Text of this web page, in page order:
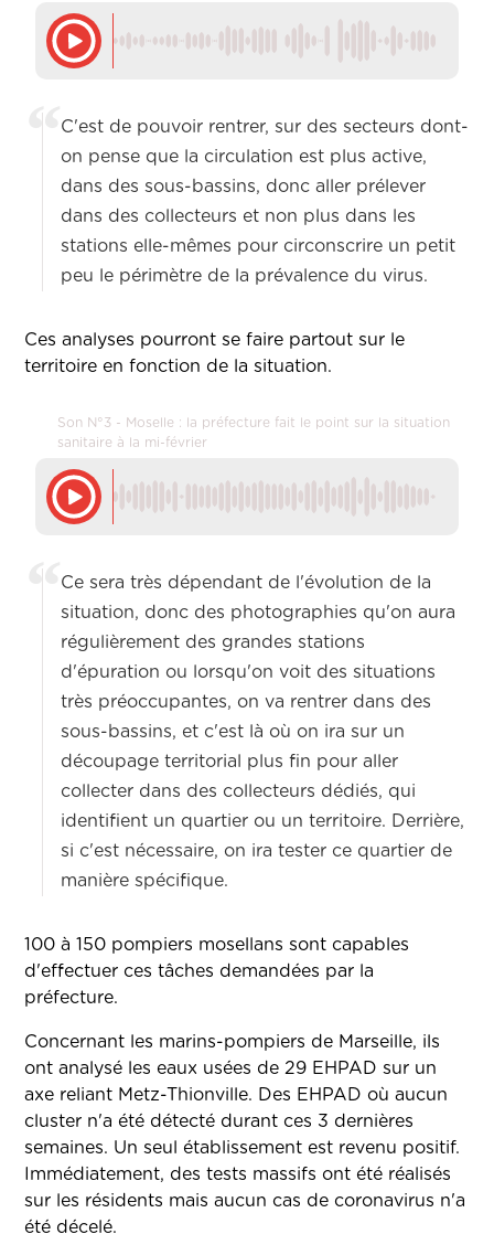
C'est de pouvoir rentrer, sur des secteurs dont-
on pense que la circulation est plus active,
dans des sous-bassins, donc aller prélever
dans des collecteurs et non plus dans les
stations elle-mêmes pour circonscrire un petit
peu le périmètre de la prévalence du virus.
Ces analyses pourront se faire partout sur le
territoire en fonction de la situation.
Son N°3 - Moselle : la préfecture fait le point sur la situation
sanitaire à la mi-février
Ce sera très dépendant de l'évolution de la
situation, donc des photographies qu'on aura
régulièrement des grandes stations
d'épuration ou lorsqu'on voit des situations
très préoccupantes, on va rentrer dans des
sous-bassins, et c'est là où on ira sur un
découpage territorial plus fin pour aller
collecter dans des collecteurs dédiés, qui
identifient un quartier ou un territoire. Derrière,
si c'est nécessaire, on ira tester ce quartier de
manière spécifique.
100 à 150 pompiers mosellans sont capables
d'effectuer ces tâches demandées par la
préfecture.
Concernant les marins-pompiers de Marseille, ils
ont analysé les eaux usées de 29 EHPAD sur un
axe reliant Metz-Thionville. Des EHPAD où aucun
cluster n'a été détecté durant ces 3 dernières
semaines. Un seul établissement est revenu positif.
Immédiatement, des tests massifs ont été réalisés
sur les résidents mais aucun cas de coronavirus n'a
été décelé.